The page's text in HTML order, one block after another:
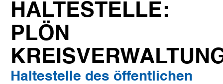
HALTESTELLE:
PLÖN
Haltestelle des öffentlichen